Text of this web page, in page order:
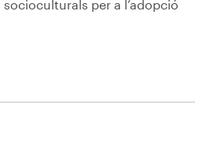
per a l’adopció